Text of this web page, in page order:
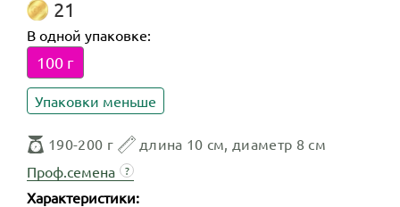
21
В одной упаковке:
100 г
Упаковки меньше
190-200 г
длина 10 см, диаметр 8 см
Проф.семена
?
Характеристики: